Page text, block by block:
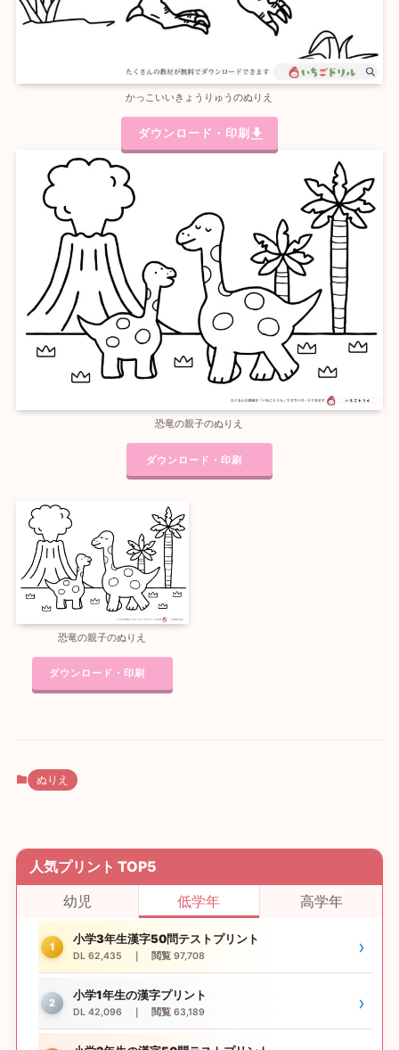
かっこいいきょうりゅうのぬりえ
ダウンロード・印刷
恐竜の親子のぬりえ
ダウンロード・印刷
恐竜の親子のぬりえ
ダウンロード・印刷
ぬりえ
人気プリント TOP5
幼児
低学年 高学年
1
小学3年生漢字50問テストプリント
DL 62,435 ｜ 閲覧 97,708 ›
2
小学1年生の漢字プリント
DL 42,096 ｜ 閲覧 63,189 ›